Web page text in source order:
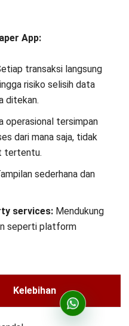
App:
transaksi langsung
risiko selisih data
ditekan.
operasional tersimpan
dari mana saja, tidak
tertentu.
sederhana dan
services: Mendukung
seperti platform
Kelebihan